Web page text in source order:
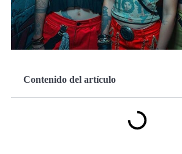
Contenido del artículo